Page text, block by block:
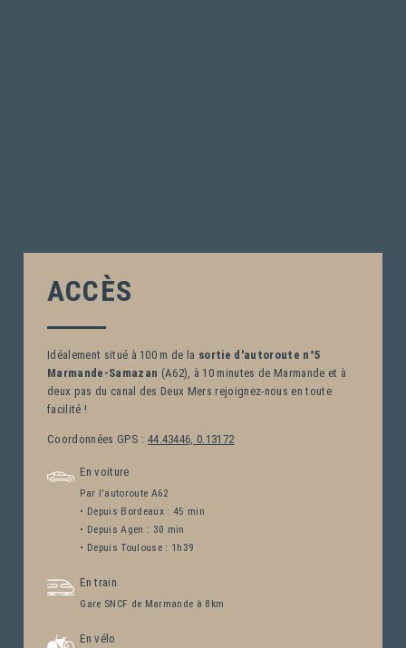
ACCÈS
Idéalement situé à 100 m de la sortie d'autoroute n°5
Marmande-Samazan (A62), à 10 minutes de Marmande et à
deux pas du canal des Deux Mers rejoignez-nous en toute
facilité !
Coordonnées GPS : 44.43446, 0.13172
En voiture
Par l'autoroute A62
• Depuis Bordeaux : 45 min
• Depuis Agen : 30 min
• Depuis Toulouse : 1h39
En train
Gare SNCF de Marmande à 8km
En vélo
SÉMINAIRES
SERVICES
ACTIVITÉS